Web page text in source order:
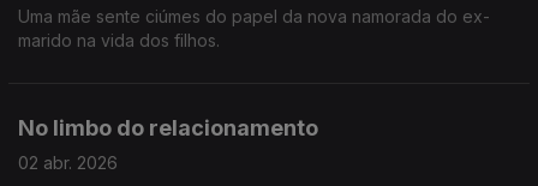
Uma mãe sente ciúmes do papel da nova namorada do ex-
marido na vida dos filhos.
No limbo do relacionamento
02 abr. 2026